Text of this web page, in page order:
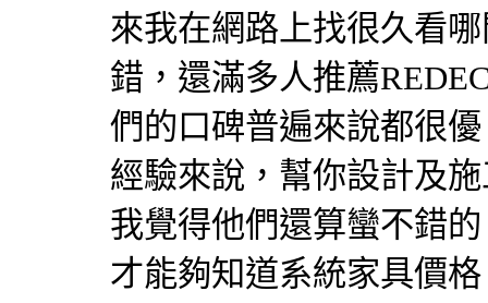
來我在網路上找很久看
錯，還滿多人推薦
們的口碑普遍來說都很
經驗來說，幫你設計及
我覺得他們還算蠻不錯
才能夠知道系統家具價